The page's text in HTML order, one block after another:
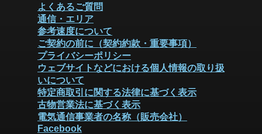
よくあるご質問
通信・エリア
参考速度について
ご契約の前に（契約約款・重要事項）
プライバシーポリシー
ウェブサイトなどにおける個人情報の取り扱
いについて
特定商取引に関する法律に基づく表示
古物営業法に基づく表示
電気通信事業者の名称（販売会社）
Facebook